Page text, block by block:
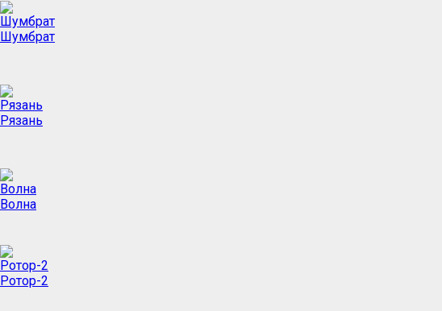
Шумбрат
Рязань
Волна
Ротор-2